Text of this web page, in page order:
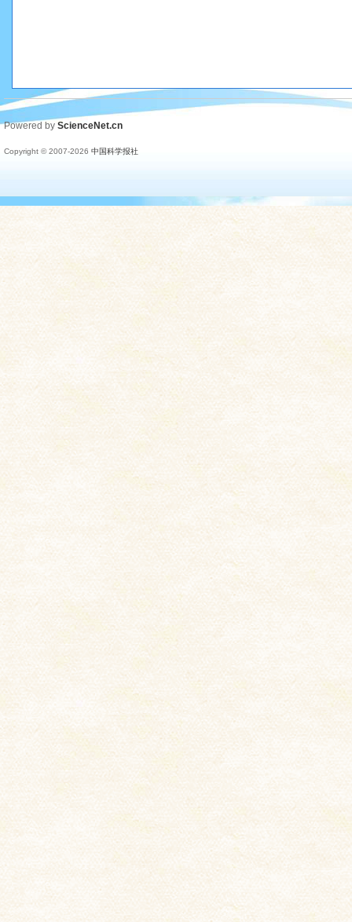
Powered by ScienceNet.cn
Copyright © 2007-2026 中国科学报社